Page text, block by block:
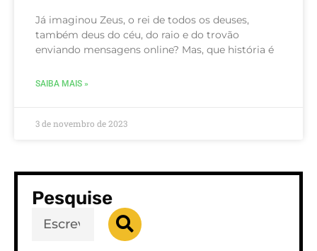
Já imaginou Zeus, o rei de todos os deuses,
também deus do céu, do raio e do trovão
enviando mensagens online? Mas, que história é
SAIBA MAIS »
3 de novembro de 2023
Pesquise